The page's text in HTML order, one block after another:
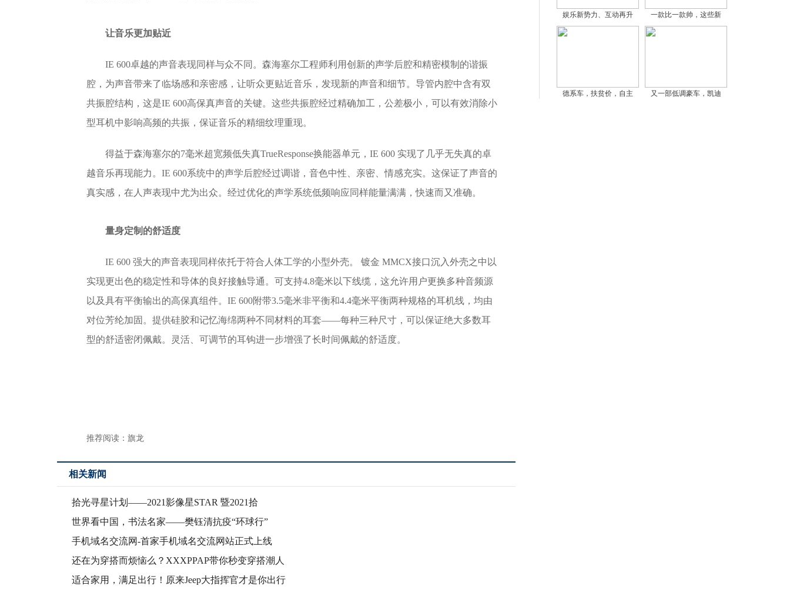
让音乐更加贴近
IE 600卓越的声音表现同样与众不同。森海塞尔工程师利用创新的声学后腔和精密模制的谐振
腔，为声音带来了临场感和亲密感，让听众更贴近音乐，发现新的声音和细节。导管内腔中含有双
共振腔结构，这是IE 600高保真声音的关键。这些共振腔经过精确加工，公差极小，可以有效消除小
型耳机中影响高频的共振，保证音乐的精细纹理重现。
得益于森海塞尔的7毫米超宽频低失真TrueResponse换能器单元，IE 600 实现了几乎无失真的卓
越音乐再现能力。IE 600系统中的声学后腔经过调谐，音色中性、亲密、情感充实。这保证了声音的
真实感，在人声表现中尤为出众。经过优化的声学系统低频响应同样能量满满，快速而又准确。
量身定制 的舒适度
IE 600 强大的声音表现同样依托于符合人体工学的小型外壳。 镀金 MMCX接口沉入外壳之中以
实现更出色的稳定性和导体的良好接触导通。可支持4.8毫米以下线缆，这允许用户更换多种音频源
以及具有平衡输出的高保真组件。IE 600附带3.5毫米非平衡和4.4毫米平衡两种规格的耳机线，均由
对位芳纶加固。提供硅胶和记忆海绵两种不同材料的耳套——每种三种尺寸，可以保证绝大多数耳
型的舒适密闭佩戴。灵活、可调节的耳钩进一步增强了长时间佩戴的舒适度。
推荐阅读： 旗龙
相关新闻
拾光寻星计划——2021影像星STAR 暨2021拾
世界看中国，书法名家——樊钰清抗疫“环球行”
手机域名交流网-首家手机域名交流网站正式上线
还在为穿搭而烦恼么？XXXPPAP带你秒变穿搭潮人
适合家用，满足出行！原来Jeep大指挥官才是你出行
娱乐新势力、互动再升 一款比一款帅，这些新
德系车，扶贫价，自主 又一部低调豪车，凯迪